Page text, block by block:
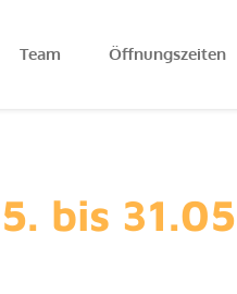
Team Öffnungszeiten
bis